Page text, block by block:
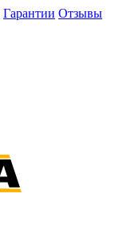
Гарантии Отзывы